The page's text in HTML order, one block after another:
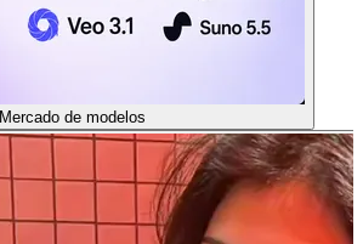
Mercado de modelos